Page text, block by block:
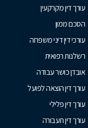
עורך דין מקרקעין
הסכם ממון
עורכי דין דיני משפחה
רשלנות רפואית
אובדן כושר עבודה
עורך דין הוצאה לפועל
עורך דין פלילי
עורך דין תעבורה